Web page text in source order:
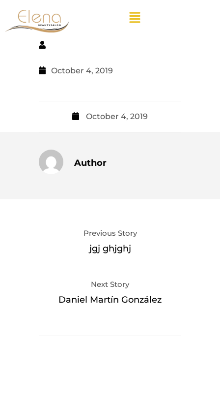
October 4, 2019
October 4, 2019
Author
Previous Story
jgj ghjghj
Next Story
Daniel Martín González